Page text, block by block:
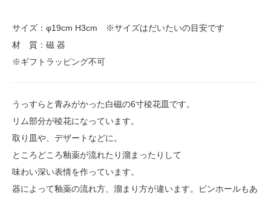
サイズ：φ19cm H3cm ※サイズはだいたいの目安です
材 質：磁 器
※ギフトラッピング不可
うっすらと青みがかった白磁の6寸稜花皿です。
リム部分が稜花になっています。
取り皿や、デザートなどに。
ところどころ釉薬が流れたり溜まったりして
味わい深い表情を作っています。
器によって釉薬の流れ方、溜まり方が違います。ピンホールもあ